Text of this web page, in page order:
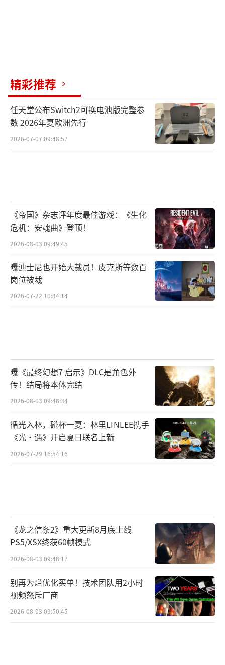
精彩推荐
任天堂公布Switch2可换电池版完整参
数 2026年夏欧洲先行
2026-07-07 09:48:57
《帝国》杂志评年度最佳游戏：《生化
危机：安魂曲》登顶！
2026-08-03 09:49:45
曝迪士尼也开始大裁员！皮克斯等数百
岗位被裁
2026-07-22 10:34:14
曝《最终幻想7 启示》DLC是角色外
传！结局将本体完结
2026-08-03 09:48:34
循光入林，碰杯一夏：林里LINLEE携手
《光·遇》开启夏日联名上新
2026-07-29 16:54:16
《龙之信条2》重大更新8月底上线
PS5/XSX终获60帧模式
2026-08-03 09:48:17
别再为烂优化买单！技术团队用2小时
视频怒斥厂商
2026-08-03 09:50:45